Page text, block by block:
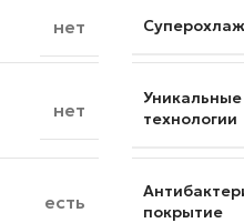
нет
нет
Уникальные
технологии
есть
покрытие